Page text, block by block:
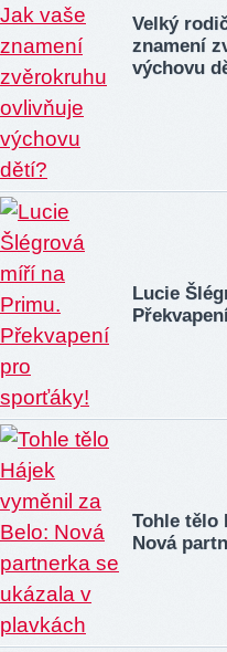
Velký
znamení
výchovu
Lucie
Tohle tělo
Nová